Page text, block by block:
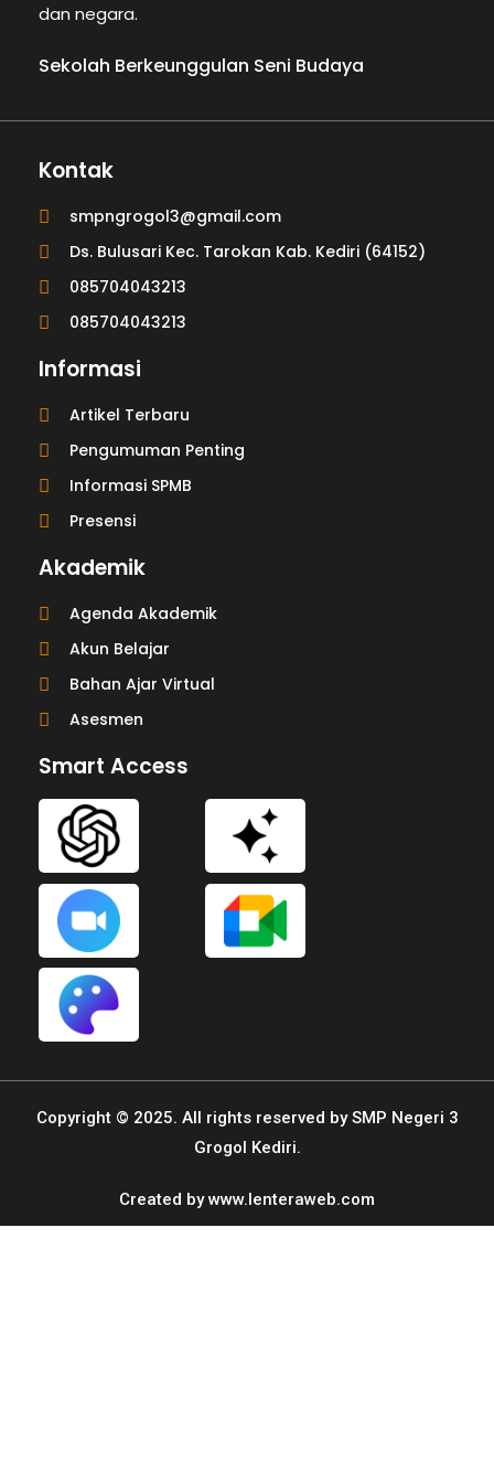
dan negara.
Sekolah Berkeunggulan Seni Budaya
Kontak
smpngrogol3@gmail.com
Ds. Bulusari Kec. Tarokan Kab. Kediri (64152)
085704043213
085704043213
Informasi
Artikel Terbaru
Pengumuman Penting
Informasi SPMB
Presensi
Akademik
Agenda Akademik
Akun Belajar
Bahan Ajar Virtual
Asesmen
Smart Access
Copyright © 2025. All rights reserved by SMP Negeri 3
Grogol Kediri.
Created bywww.lenteraweb.com
Admin Simpatig